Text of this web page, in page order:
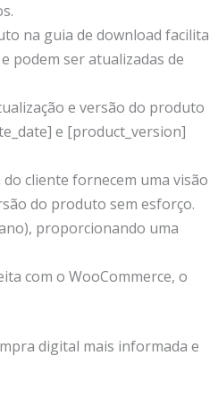
na guia de download facilita
podem ser atualizadas de
e versão do produto
e [product_version]
cliente fornecem uma visão
do produto sem esforço.
proporcionando uma
com o WooCommerce, o
digital mais informada e